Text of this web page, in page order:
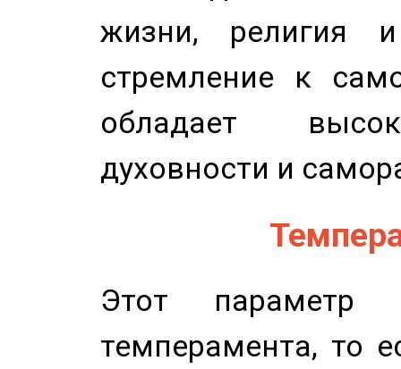
жизни, религия
стремление к
обладает
духовности и
Этот параметр
темперамента, то